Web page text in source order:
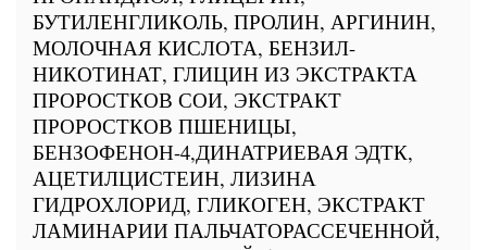
БУТИЛЕНГЛИКОЛЬ, ПРОЛИН, АРГИНИН,
МОЛОЧНАЯ КИСЛОТА, БЕНЗИЛ-
НИКОТИНАТ, ГЛИЦИН ИЗ ЭКСТРАКТА
ПРОРОСТКОВ СОИ, ЭКСТРАКТ
ПРОРОСТКОВ ПШЕНИЦЫ,
БЕНЗОФЕНОН-4,ДИНАТРИЕВАЯ ЭДТК,
АЦЕТИЛЦИСТЕИН, ЛИЗИНА
ГИДРОХЛОРИД, ГЛИКОГЕН, ЭКСТРАКТ
ЛАМИНАРИИ ПАЛЬЧАТОРАССЕЧЕННОЙ,